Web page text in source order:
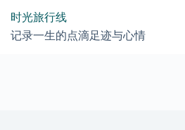
时光旅行线
记录一生的点滴足迹与心情